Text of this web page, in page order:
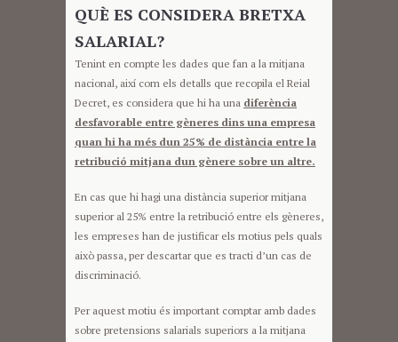
QUÈ ES CONSIDERA BRETXA
SALARIAL?
Tenint en compte les dades que fan a la mitjana
nacional, així com els detalls que recopila el Reial
Decret, es considera que hi ha una diferència
desfavorable entre gèneres dins una empresa
quan hi ha més dun 25% de distància entre la
retribució mitjana dun gènere sobre un altre.
En cas que hi hagi una distància superior mitjana
superior al 25% entre la retribució entre els gèneres,
les empreses han de justificar els motius pels quals
això passa, per descartar que es tracti d’un cas de
discriminació.
Per aquest motiu és important comptar amb dades
sobre pretensions salarials superiors a la mitjana